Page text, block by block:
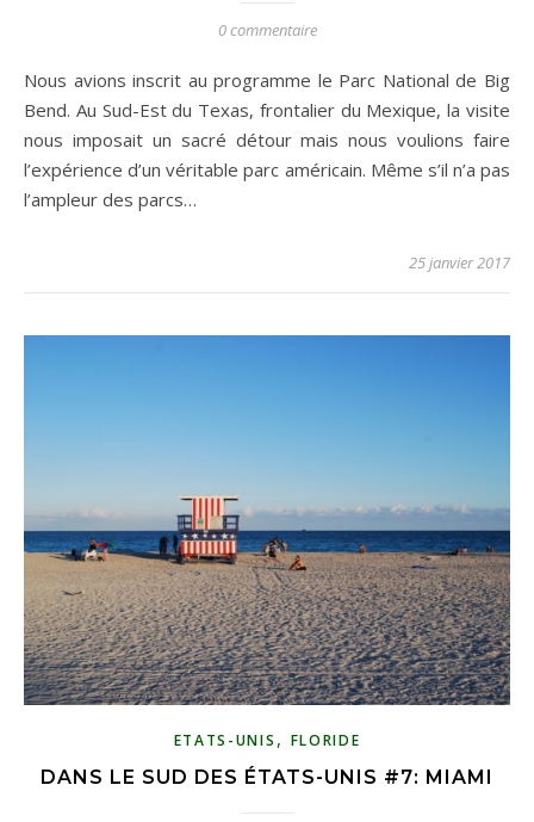
0 commentaire
Nous avions inscrit au programme le Parc National de Big
Bend. Au Sud-Est du Texas, frontalier du Mexique, la visite
nous imposait un sacré détour mais nous voulions faire
l’expérience d’un véritable parc américain. Même s’il n’a pas
l’ampleur des parcs…
25 janvier 2017
ETATS-UNIS , FLORIDE
DANS LE SUD DES ÉTATS-UNIS #7: MIAMI